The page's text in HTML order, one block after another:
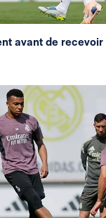
avant de recevoir